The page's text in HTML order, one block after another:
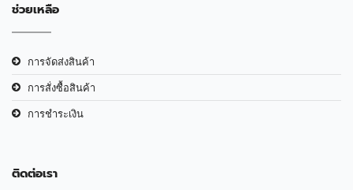
ช่วยเหลือ
การจัดส่งสินค้า
การสั่งซื้อสินค้า
การชำระเงิน
ติดต่อเรา